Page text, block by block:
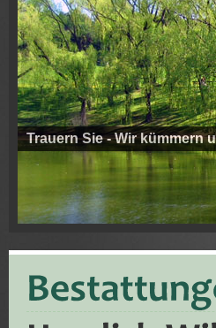
Trauern Sie - Wir kümmern